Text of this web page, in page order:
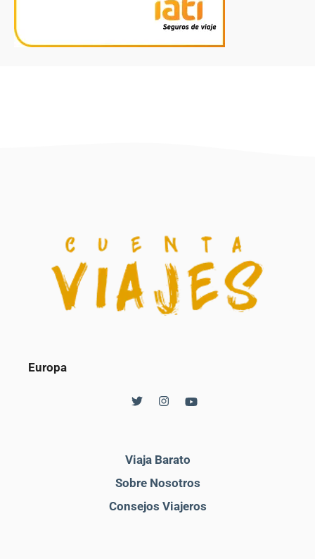
Europa
Viaja Barato
Sobre Nosotros
Consejos Viajeros